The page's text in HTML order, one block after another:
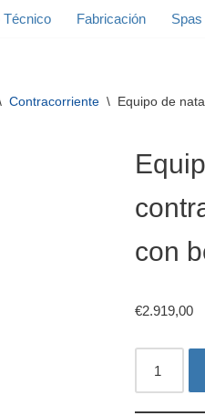
Técnico Fabricación
Contracorriente \ Equipo de
con
€2.919,00